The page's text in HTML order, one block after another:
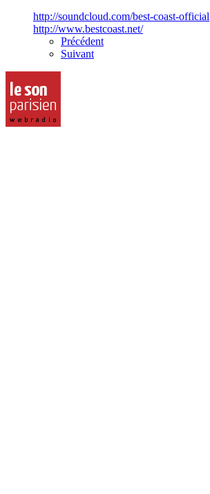
http://soundcloud.com/best-coast-official
http://www.bestcoast.net/
Précédent
Suivant